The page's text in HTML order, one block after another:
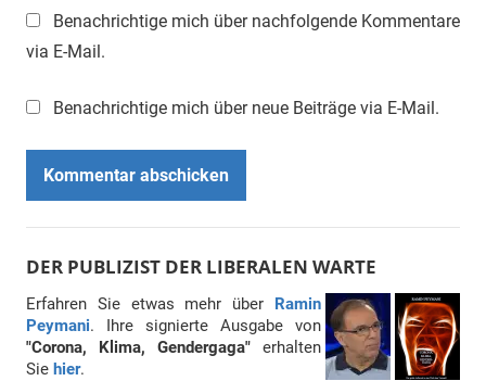
Benachrichtige mich über nachfolgende Kommentare
via E-Mail.
Benachrichtige mich über neue Beiträge via E-Mail.
DER PUBLIZIST DER LIBERALEN WARTE
Erfahren Sie etwas mehr über Ramin
Peymani. Ihre signierte Ausgabe von
"Corona, Klima, Gendergaga" erhalten
Sie hier.